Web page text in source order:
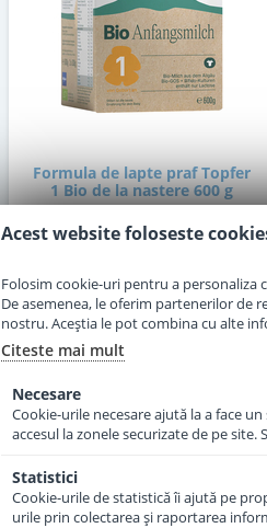
Formula de lapte praf Topfer
1 Bio de la nastere 600 g
69,00 Lei
Acest website foloseste
Folosim cookie-uri pentru a
De asemenea, le oferim partenerilor de
nostru. Aceștia le pot combina cu alte
Citeste mai mult
Necesare
Cookie-urile necesare ajută la a face
accesul la zonele securizate de pe
Statistici
Cookie-urile de statistică îi ajută pe
urile prin colectarea şi raportarea